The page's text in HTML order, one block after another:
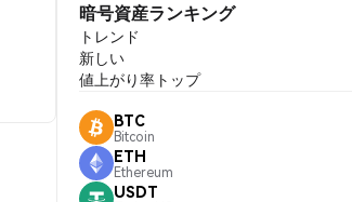
暗号資産ランキング
トレンド
新しい
値上がり率トップ
BTC
Bitcoin
ETH
Ethereum
USDT